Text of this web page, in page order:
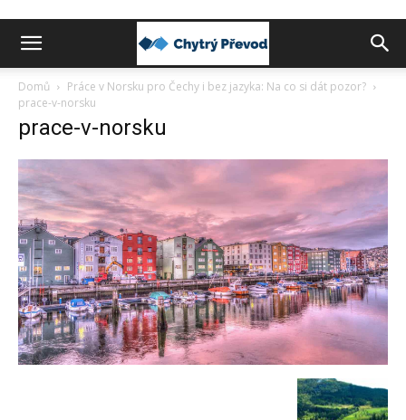
Chytrý
převod
peněz
zahraničí
Domů
Práce v Norsku pro Čechy i bez jazyka: Na co si dát pozor?
prace-v-norsku
prace-v-norsku